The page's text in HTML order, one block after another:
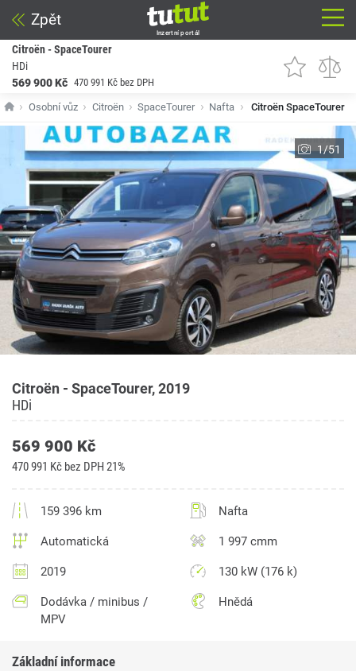
Zpět
Inzertní portál
Citroën - SpaceTourer
HDi
569 900 Kč 470 991 Kč bez DPH
Osobní vůz Citroën SpaceTourer Nafta Citroën SpaceTourer
1/51
Citroën - SpaceTourer, 2019
HDi
569 900 Kč
470 991 Kč bez DPH 21%
159 396 km Nafta
Automatická 1 997 cmm
2019 130 kW (176 k)
Dodávka / minibus /
MPV
Hnědá
Základní informace